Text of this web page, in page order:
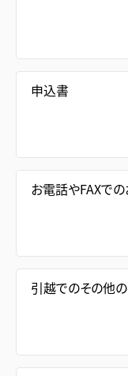
申込書
お電話やFAXで
引越でのその他